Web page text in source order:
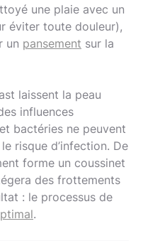
une plaie avec un
éviter toute douleur),
un pansement sur la
laissent la peau
influences
bactéries ne peuvent
risque d’infection. De
forme un coussinet
des frottements
: le processus de
.